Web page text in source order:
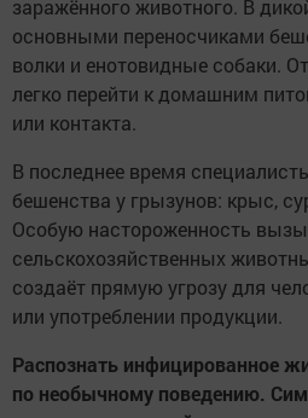
заражённого животного. В
основными переносчиками
волки и енотовидные собаки.
легко перейти к домашним
или контакта.
В последнее время
бешенства у грызунов: крыс,
Особую настороженность
сельскохозяйственных
создаёт прямую угрозу для
или употреблении продукции.
Распознать инфицированное
по необычному поведению.